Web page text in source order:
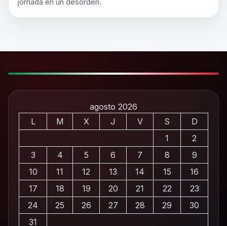
agosto 2026
L
M X J V S
D
1
2
3
4 5 6 7 8
9
10
11 12 13 14 15
16
17
18 19 20 21 22
23
24
25 26 27 28 29
30
31